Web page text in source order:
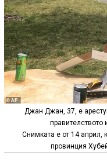
Джан Джан, 37, е
правителството
Снимката е от 14 април,
провинция